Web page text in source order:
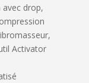
drop,
Activator